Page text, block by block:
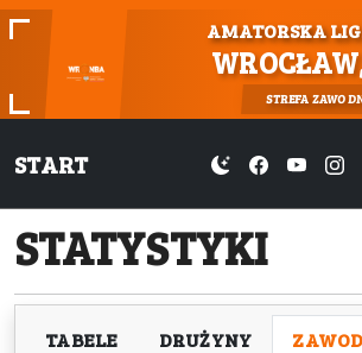
AMATORSKA
STREFA
START
STATYSTYKI
TABELE DRUŻYNY